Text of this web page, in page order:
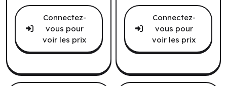
Connectez-
vous pour
voir les prix
Connectez-
vous pour
voir les prix